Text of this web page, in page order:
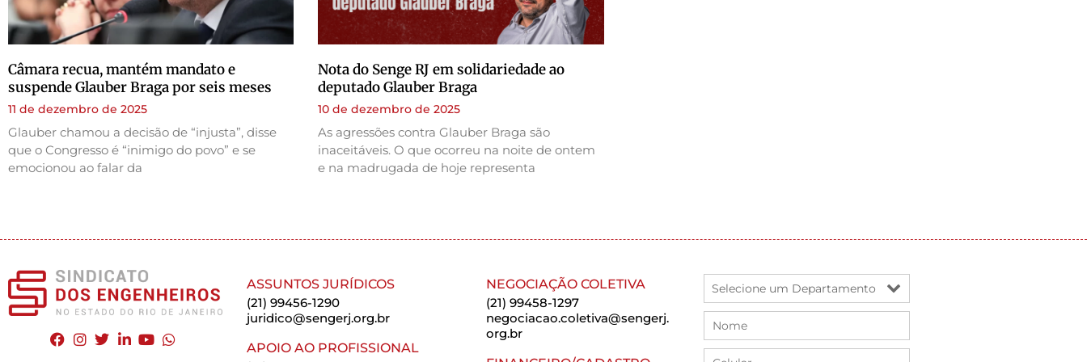
Câmara recua, mantém mandato e
suspende Glauber Braga por seis meses
11 de dezembro de 2025
Glauber chamou a decisão de “injusta”, disse
que o Congresso é “inimigo do povo” e se
emocionou ao falar da
Nota do Senge RJ em solidariedade ao
deputado Glauber Braga
10 de dezembro de 2025
As agressões contra Glauber Braga são
inaceitáveis. O que ocorreu na noite de ontem
e na madrugada de hoje representa
ASSUNTOS JURÍDICOS
(21) 99456-1290
juridico@sengerj.org.br
APOIO AO PROFISSIONAL
NEGOCIAÇÃO COLETIVA
(21) 99458-1297
negociacao.coletiva@sengerj.
org.br